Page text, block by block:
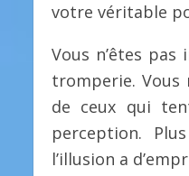
votre véritable
Vous n’êtes
tromperie. Vous
de ceux qui
perception.
l’illusion a